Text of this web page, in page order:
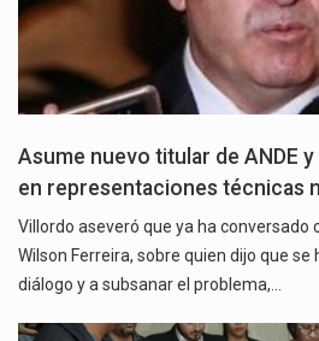
Asume nuevo titular de ANDE
en representaciones técnicas
Villordo aseveró que ya ha conversado
Wilson Ferreira, sobre quien dijo que se
diálogo y a subsanar el problema,…